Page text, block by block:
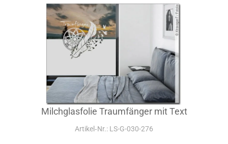
Milchglasfolie Traumfänger mit Text
Artikel‑Nr.: LS-G-030-276